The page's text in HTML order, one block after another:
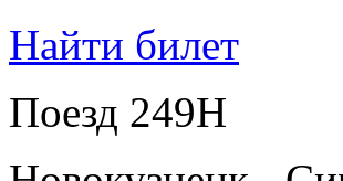
Найти билет
Поезд 249Н